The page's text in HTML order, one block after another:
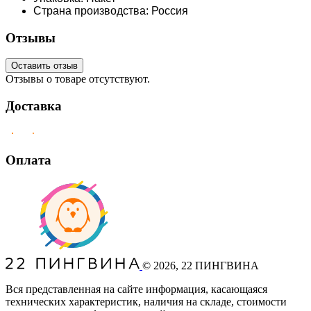
Страна производства: Россия
Отзывы
Оставить отзыв
Отзывы о товаре отсутствуют.
Доставка
Оплата
© 2026, 22 ПИНГВИНА
Вся представленная на сайте информация, касающаяся
технических характеристик, наличия на складе, стоимости